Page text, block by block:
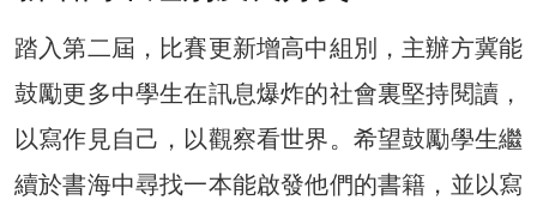
踏入第二屆，比賽更新增高中組別，主辦方冀能
鼓勵更多中學生在訊息爆炸的社會裏堅持閱讀，
以寫作見自己，以觀察看世界。希望鼓勵學生繼
續於書海中尋找一本能啟發他們的書籍，並以寫